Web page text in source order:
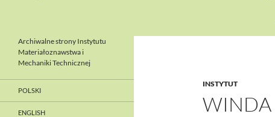
INSTYTUT
WINDA
Archiwalne strony Instytutu
Materiałoznawstwa i
Mechaniki Technicznej
POLSKI
ENGLISH